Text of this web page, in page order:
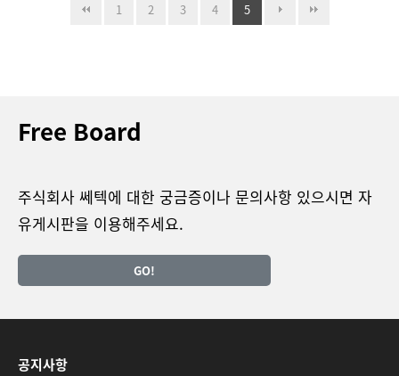
1 2 3 4 5
Free Board
주식회사 쎄텍에 대한 궁금증이나 문의사항 있으시면 자
유게시판을 이용해주세요.
GO!
공지사항